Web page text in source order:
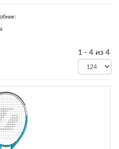
1 - 4 из 4